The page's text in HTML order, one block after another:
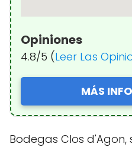
Opiniones
4.8/5 (Leer Las
MÁS
Bodegas Clos d'Agon,